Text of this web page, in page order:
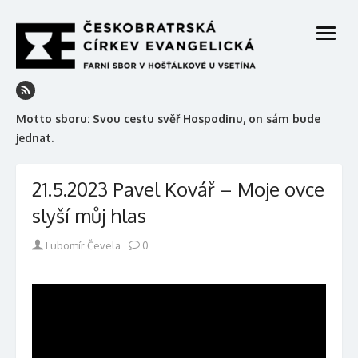
to
content
Motto sboru: Svou cestu svěř Hospodinu, on sám bude
jednat.
open
21.5.2023 Pavel Kovář – Moje ovce
slyší můj hlas
Author
Lubomír Čevela 0